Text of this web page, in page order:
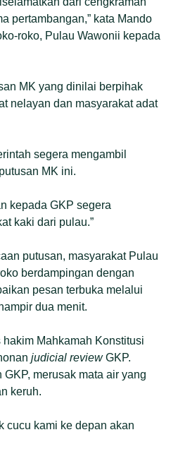
pertambangan,” kata Mando
roko, Pulau Wawonii kepada
MK yang dinilai berpihak
nelayan dan masyarakat adat
segera mengambil
MK ini.
kepada GKP segera
kaki dari pulau.”
putusan, masyarakat Pulau
berdampingan dengan
pesan terbuka melalui
dua menit.
Mahkamah Konstitusi
judicial reviewGKP.
merusak mata air yang
keruh.
cucu kami ke depan akan